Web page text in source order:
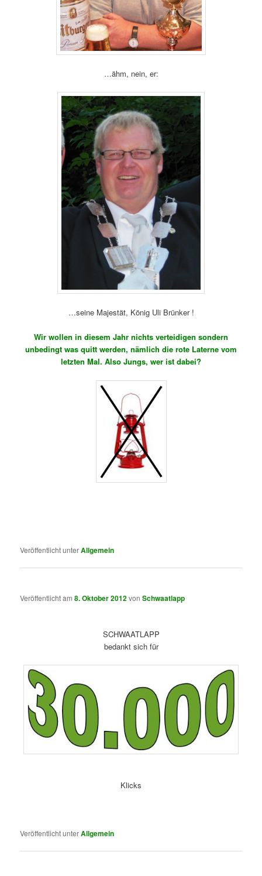
…ähm, nein, er:
…seine Majestät, König Uli Brünker !
Wir wollen in diesem Jahr nichts verteidigen sondern
unbedingt was quitt werden, nämlich die rote Laterne vom
letzten Mal. Also Jungs, wer ist dabei?
Veröffentlicht unterAllgemein
Veröffentlicht am8. Oktober 2012vonSchwaatlapp
SCHWAATLAPP
bedankt sich für
Klicks
Veröffentlicht unterAllgemein